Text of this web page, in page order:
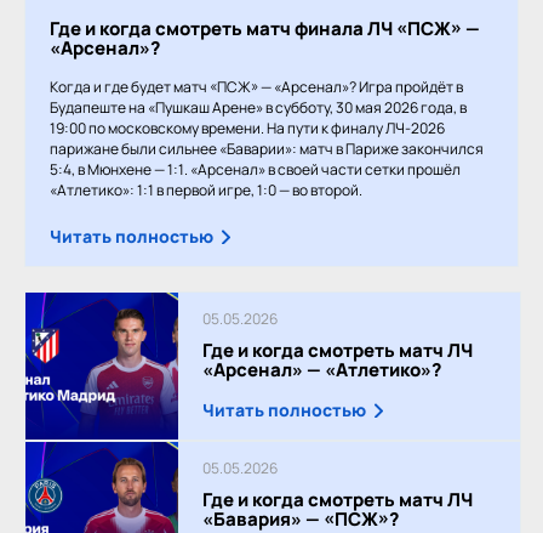
Где и когда смотреть матч финала ЛЧ «ПСЖ» —
«Арсенал»?
Когда и где будет матч «ПСЖ» — «Арсенал»? Игра пройдёт в
Будапеште на «Пушкаш Арене» в субботу, 30 мая 2026 года, в
19:00 по московскому времени. На пути к финалу ЛЧ-2026
парижане были сильнее «Баварии»: матч в Париже закончился
5:4, в Мюнхене — 1:1. «Арсенал» в своей части сетки прошёл
«Атлетико»: 1:1 в первой игре, 1:0 — во второй.
Читать полностью
05.05.2026
Где и когда смотреть матч ЛЧ
«Арсенал» — «Атлетико»?
Читать полностью
05.05.2026
Где и когда смотреть матч ЛЧ
«Бавария» — «ПСЖ»?